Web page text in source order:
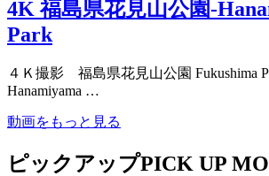
4K 福島県花見山公園-
Park
４Ｋ撮影 福島県花見山公園 Fukushima
Hanamiyama …
動画をもっと見る
ピックアップPICK UP